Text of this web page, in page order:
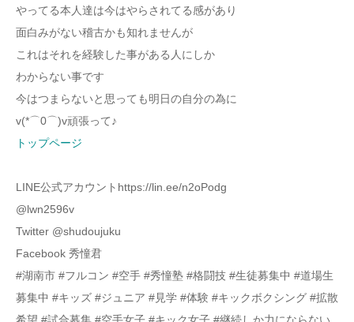
やってる本人達は今はやらされてる感があり
面白みがない稽古かも知れませんが
これはそれを経験した事がある人にしか
わからない事です
今はつまらないと思っても明日の自分の為に
v(*⌒0⌒)v頑張って♪
トップページ
LINE公式アカウントhttps://lin.ee/n2oPodg
@lwn2596v
Twitter @shudoujuku
Facebook 秀憧君
#湖南市 #フルコン #空手 #秀憧塾 #格闘技 #生徒募集中 #道場生
募集中 #キッズ #ジュニア #見学 #体験 #キックボクシング #拡散